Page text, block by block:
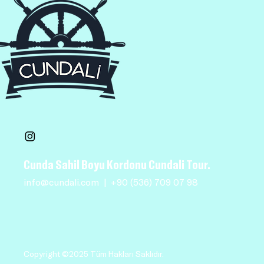
Cunda Sahil Boyu Kordonu Cundali Tour.
info@cundali.com | +90 (536) 709 07 98
Copyright ©2025 Tüm Hakları Saklıdır.